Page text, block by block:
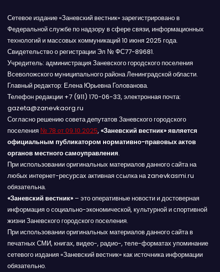
Сетевое издание «Заневский вестник» зарегистрировано в
Федеральной службе по надзору в сфере связи, информационных
технологий и массовых коммуникаций 10 июня 2025 года.
Свидетельство о регистрации Эл № ФС77-89681.
Учредитель: администрация Заневского городского поселения
Всеволожского муниципального района Ленинградской области.
Главный редактор: Елена Юрьевна Голованова.
Телефон редакции +7 (911) 170-06-33, электронная почта:
gazeta@zanevkaorg.ru
Согласно решению совета депутатов Заневского городского
поселения № 78 от 09.10.2025, «Заневский вестник» является
официальным публикатором нормативно-правовых актов
органов местного самоуправления.
При использовании оригинальных материалов данного сайта на
любых интернет-ресурсах активная ссылка на zanevkasmi.ru
обязательна.
«Заневский вестник» – это оперативные новости и достоверная
информация о социально-экономической, культурной и спортивной
жизни Заневского городского поселения.
При использовании оригинальных материалов данного сайта в
печатных СМИ, книгах, видео-, радио-, теле-форматах упоминание
сетевого издания «Заневский вестник» как источника информации
обязательно.